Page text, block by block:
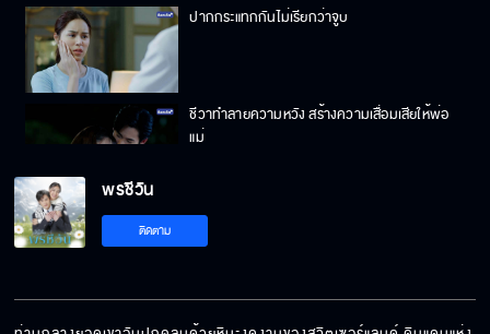
ปากกระแทกกันไม่เรียกว่าจูบ
ชีวาทำลายความหวัง สร้างความเสื่อมเสียให้พ่อ
แม่
เดี๋ยวพี่จะติวภาษาอังกฤษให้
พรชีวัน
ติดตาม